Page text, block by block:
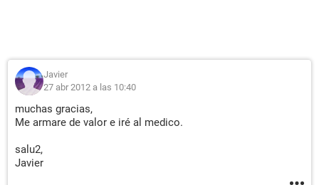
Javier
27 abr 2012 a las 10:40
muchas gracias,
Me armare de valor e iré al medico.
salu2,
Javier